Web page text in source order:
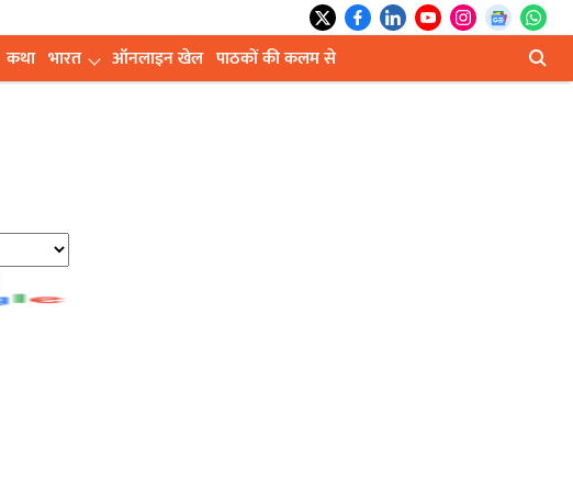
कथा भारत ऑनलाइन खेल पाठकों की कलम से